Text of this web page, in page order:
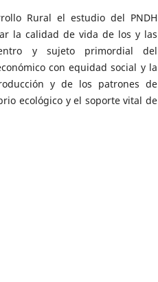
Rural el estudio del PNDH
la calidad de vida de los y las
y sujeto primordial del
con equidad social y la
y de los patrones de
ecológico y el soporte vital de